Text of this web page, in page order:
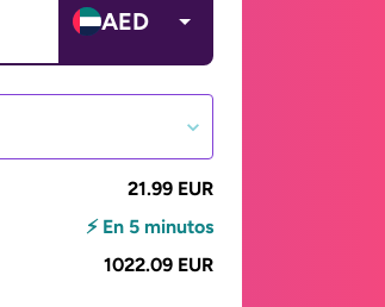
AED
21.99 EUR
⚡ En 5 minutos
1022.09 EUR